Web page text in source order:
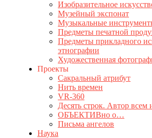
Изобразительное
Музейный экспонат
Музыкальные
Предметы печатной
Предметы прикладного
этнографии
Художественная
Проекты
Сакральный атрибут
Нить времен
VR-360
Десять строк. Автор всем
ОБЪЕКТИВно о…
Письма ангелов
Наука